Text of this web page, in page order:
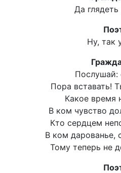
Да
Ну, так
Послушай:
Пора вставать!
Какое время
В ком чувство
Кто сердцем
В ком дарованье,
Тому теперь не